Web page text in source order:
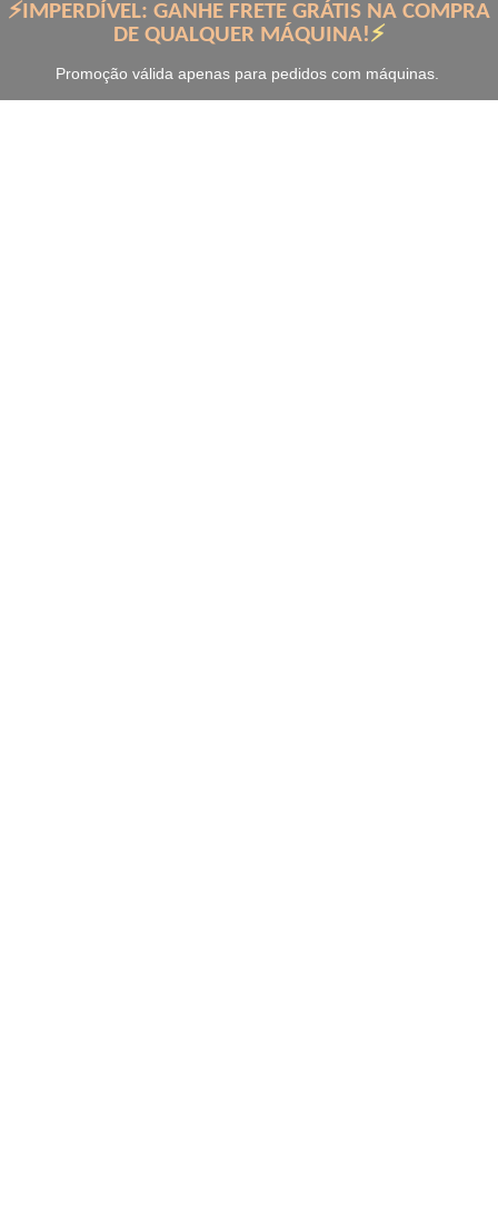
⚡IMPERDÍVEL: GANHE FRETE GRÁTIS NA COMPRA
DE QUALQUER MÁQUINA!⚡
Promoção válida apenas para pedidos com máquinas.